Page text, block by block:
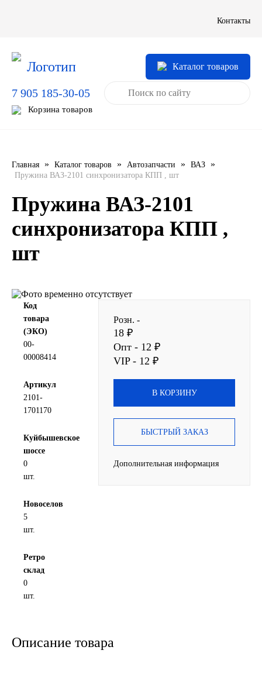
Контакты
MANNOL
OIL RIGHT
SHELL
TOTACHI
TOTAL
Valvoline
BP VISCO
ЛУКОЙЛ
Оригинальные масла
РОСНЕФТЬ
Каталог товаров
7 905 185-30-05
Корзина товаров
Главная » Каталог товаров » Автозапчасти » ВАЗ »
Пружина ВАЗ-2101 синхронизатора КПП , шт
Пружина ВАЗ-2101
синхронизатора КПП ,
шт
Код
товара
(ЭКО)
00-
00008414
Артикул
2101-
1701170
Куйбышевское
шоссе
0
шт.
Новоселов
5
шт.
Ретро
склад
0
шт.
Розн. -
18 ₽
Опт - 12 ₽
VIP - 12 ₽
В КОРЗИНУ
БЫСТРЫЙ ЗАКАЗ
Дополнительная информация
Описание товара